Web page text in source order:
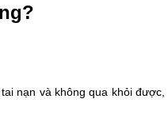
nạn và không qua khỏi được,